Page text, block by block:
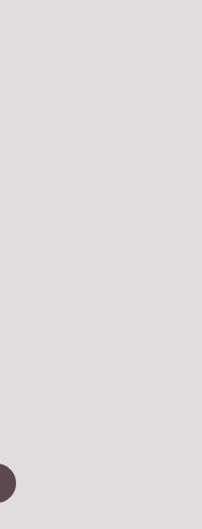
zu YouTubezu Facebook
Verlinkung zu